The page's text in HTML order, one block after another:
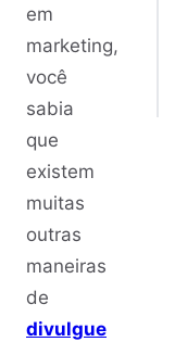
em
marketing,
você
sabia
que
existem
muitas
outras
maneiras
de
divulgue